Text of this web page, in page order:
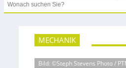
Search
MECHANIK
Bild: ©Steph Stevens Photo /